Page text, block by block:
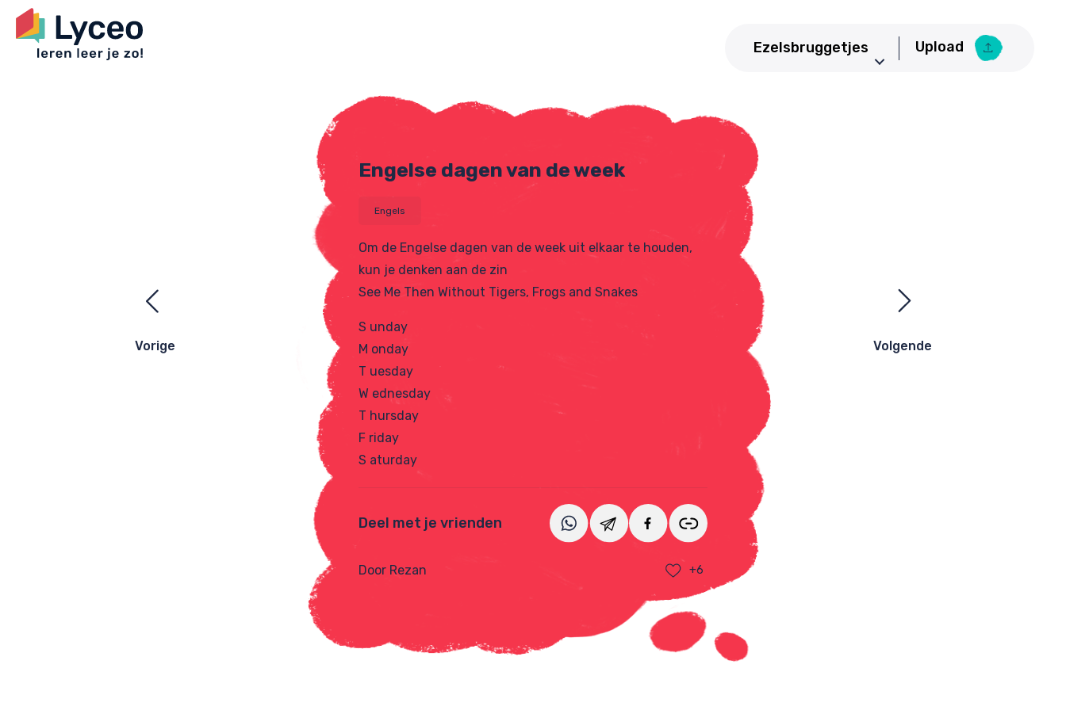
Ezelsbruggetjes
Aardrijkskunde
Basisschool
Economie
Engels
Frans
Geneeskunde
Geschiedenis
Grieks
Informatica
Latijn
Maatschappijleer
Muziek
Natuurkunde
Nederlands
Overig
Scheikunde
Upload
Engelse dagen van de week
Engels
Om de Engelse dagen van de week uit elkaar te houden,
kun je denken aan de zin
See Me Then Without Tigers, Frogs and Snakes
S unday
M onday
T uesday
W ednesday
T hursday
F riday
S aturday
Deel met je vrienden
Door Rezan +6
Ezelsbruggetjes
navigatie
Vorige Volgende